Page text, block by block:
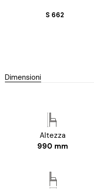
S 662
Dimensioni
Altezza
990 mm